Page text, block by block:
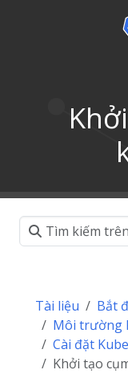
Tài liệu
Bắt
Môi trường
Cài đặt
Khởi tạo